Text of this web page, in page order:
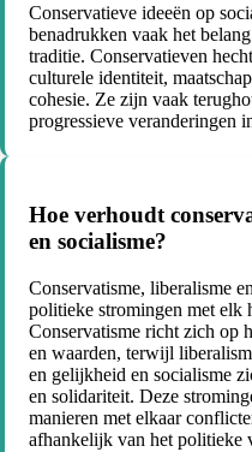
Conservatieve ideeën op
benadrukken vaak het
traditie. Conservatieven
culturele identiteit,
cohesie. Ze zijn vaak
progressieve veranderingen
Hoe verhoudt
en socialisme?
Conservatisme, liberalisme
politieke stromingen met elk
Conservatisme richt zich op
en waarden, terwijl
en gelijkheid en socialisme
en solidariteit. Deze
manieren met elkaar
afhankelijk van het politieke